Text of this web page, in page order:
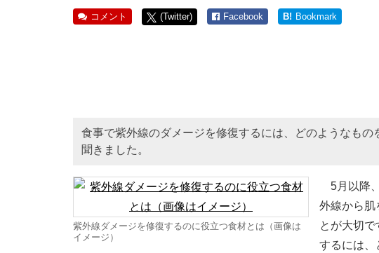
コメント (Twitter) Facebook B! Bookmark
食事で紫外線のダメージを修復するには、どのようなも
聞きました。
紫外線ダメージを修復するのに役立つ食材とは（画像は
イメージ）
5月以降
外線から肌
とが大切
するには、